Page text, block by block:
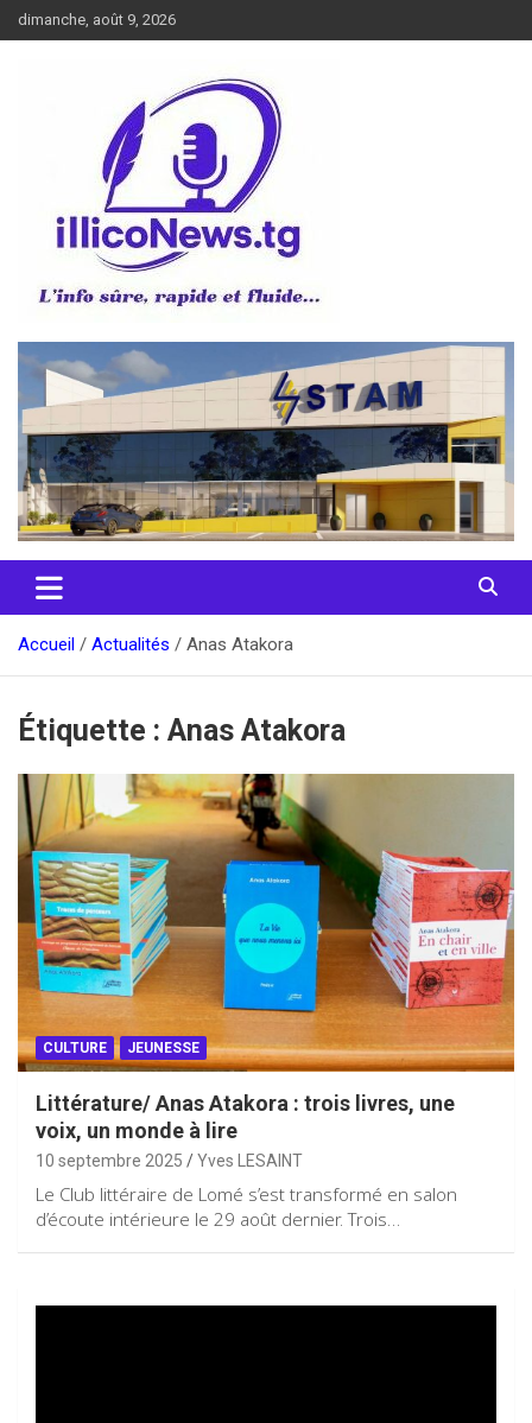
Aller
au
dimanche, août 9, 2026
illiconews
Accueil Actualités Anas Atakora
Étiquette : Anas Atakora
CULTURE JEUNESSE
Littérature/ Anas Atakora : trois livres, une
voix, un monde à lire
10 septembre 2025 Yves LESAINT
Le Club littéraire de Lomé s’est transformé en salon
d’écoute intérieure le 29 août dernier. Trois…